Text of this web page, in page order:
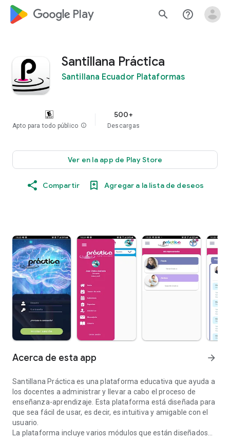
google_logo Play search help_outline
Santillana Práctica
Santillana Ecuador Plataformas
Apto para todo público info
500+
Descargas
Ver en la app de Play Store
Compartir Agregar a la lista de deseos
Acerca de esta app arrow_forward
Santillana Práctica es una plataforma educativa que ayuda a
los docentes a administrar y llevar a cabo el proceso de
enseñanza-aprendizaje. Esta plataforma está diseñada para
que sea fácil de usar, es decir, es intuitiva y amigable con el
usuario.
La plataforma incluye varios módulos que están diseñados